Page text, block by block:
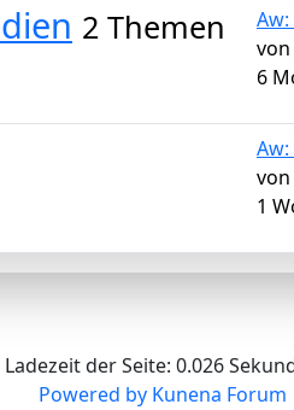
2 Themen
von
6
von
1
Ladezeit der Seite: 0.026
Powered by Kunena Forum